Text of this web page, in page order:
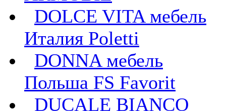
DOLCE VITA мебель
Италия Poletti
DONNA мебель
Польша FS Favorit
DUCALE BIANCO